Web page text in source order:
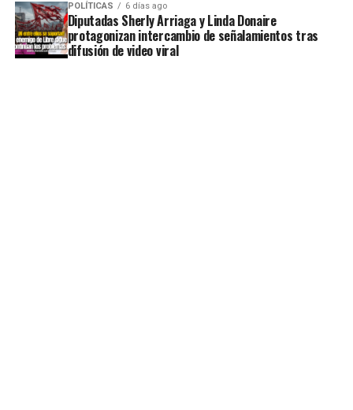
POLÍTICAS 6 días ago
Diputadas Sherly Arriaga y Linda Donaire
protagonizan intercambio de señalamientos tras
difusión de video viral